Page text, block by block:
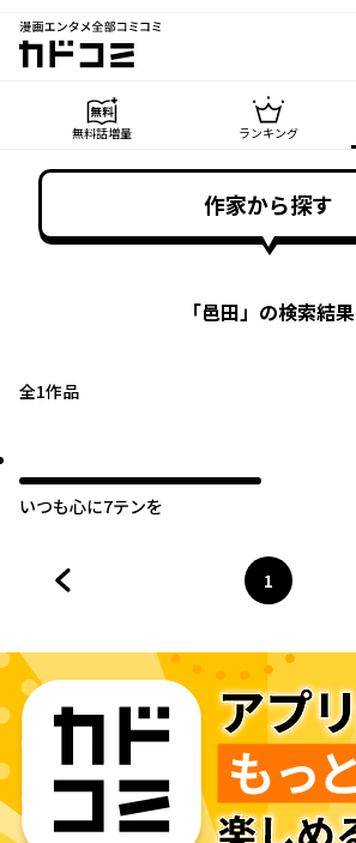
漫画エンタメ全部コミコミ
カドコミ
無料話増量 ランキング
作家から探す
「邑田」の検索結果
全1作品
いつも心に7テンを
ページ
1
へ